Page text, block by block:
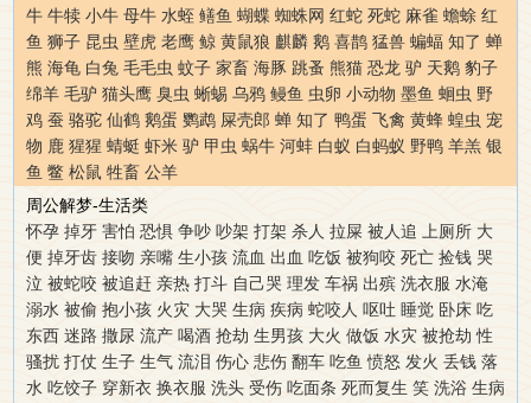
牛 牛犊 小牛 母牛 水蛭 鳝鱼 蝴蝶 蜘蛛网 红蛇 死蛇 麻雀 蟾蜍 红
鱼 狮子 昆虫 壁虎 老鹰 鲸 黄鼠狼 麒麟 鹅 喜鹊 猛兽 蝙蝠 知了 蝉
熊 海龟 白兔 毛毛虫 蚊子 家畜 海豚 跳蚤 熊猫 恐龙 驴 天鹅 豹子
绵羊 毛驴 猫头鹰 臭虫 蜥蜴 乌鸦 鳗鱼 虫卵 小动物 墨鱼 蛔虫 野
鸡 蚕 骆驼 仙鹤 鹅蛋 鹦鹉 屎壳郎 蝉 知了 鸭蛋 飞禽 黄蜂 蝗虫 宠
物 鹿 猩猩 蜻蜓 虾米 驴 甲虫 蜗牛 河蚌 白蚁 白蚂蚁 野鸭 羊羔 银
鱼 鳖 松鼠 牲畜 公羊
周公解梦-生活类
怀孕 掉牙 害怕 恐惧 争吵 吵架 打架 杀人 拉屎 被人追 上厕所 大
便 掉牙齿 接吻 亲嘴 生小孩 流血 出血 吃饭 被狗咬 死亡 捡钱 哭
泣 被蛇咬 被追赶 亲热 打斗 自己哭 理发 车祸 出殡 洗衣服 水淹
溺水 被偷 抱小孩 火灾 大哭 生病 疾病 蛇咬人 呕吐 睡觉 卧床 吃
东西 迷路 撒尿 流产 喝酒 抢劫 生男孩 大火 做饭 水灾 被抢劫 性
骚扰 打仗 生子 生气 流泪 伤心 悲伤 翻车 吃鱼 愤怒 发火 丢钱 落
水 吃饺子 穿新衣 换衣服 洗头 受伤 吃面条 死而复生 笑 洗浴 生病